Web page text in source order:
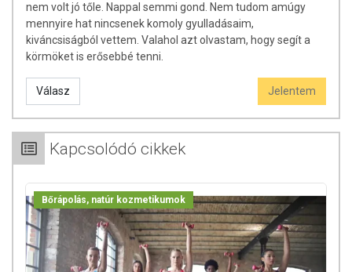
nem volt jó tőle. Nappal semmi gond. Nem tudom amúgy
mennyire hat nincsenek komoly gyulladásaim,
kiváncsiságból vettem. Valahol azt olvastam, hogy segít a
körmöket is erősebbé tenni.
Válasz Jelentem
Kapcsolódó cikkek
Bőrápolás, natúr kozmetikumok